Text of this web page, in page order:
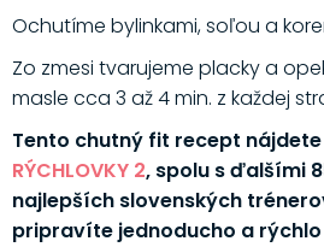
Ochutíme bylinkami, soľou a
Zo zmesi tvarujeme placky a
masle cca 3 až 4 min. z každej
Tento chutný fit recept nájdete
RÝCHLOVKY 2, spolu s ďalšími
najlepších slovenských
pripravíte jednoducho a